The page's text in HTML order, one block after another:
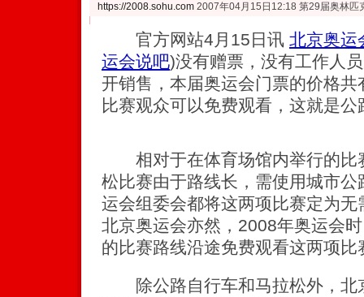
https://2008.sohu.com 2007年04月15日12:18 第29届奥林匹
官方网站4月15日讯 北京奥运
运会说吧)没有赠票，没有工作人
开销售，本届奥运会门票的价格
比赛观众可以免费观看，这就是
相对于在体育场馆内举行的比
松比赛由于路线长，需使用城市
运会组委会都将这两项比赛定为
北京奥运会亦然，2008年奥运会
的比赛路线沿途免费观看这两项比
除公路自行车和马拉松外，北